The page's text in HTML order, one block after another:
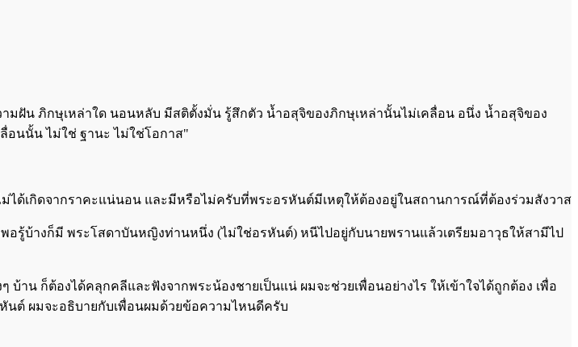
ฝัน ภิกษุเหล่าใด นอนหลับ มีสติตั้งมั่น รู้สึกตัว น้ำอสุจิของภิกษุเหล่านั้นไม่เคลื่อน อนึ่ง น้ำอสุจิของ
นนั้น ไม่ใช่ ฐานะ ไม่ใช่โอกาส"
ได้เกิดจากราคะแน่นอน และมีหรือไม่ครับที่พระอรหันต์มีเหตุให้ต้องอยู่ในสถานการณ์ที่ต้องร่วมสังวาส
รู้บ้างก็มี พระโสดาบันหญิงท่านหนึ่ง (ไม่ใช่อรหันต์) หนีไปอยู่กับนายพรานแล้วเตรียมอาวุธให้สามีไป
าน ก็ต้องได้คลุกคลีและฟังจากพระน้องชายเป็นแน่ ผมจะช่วยเพื่อนอย่างไร ให้เข้าใจได้ถูกต้อง เพื่อ
นต์ ผมจะอธิบายกับเพื่อนผมด้วยข้อความไหนดีครับ